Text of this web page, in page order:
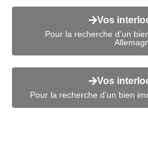
Vos
Pour la recherche d’un
Vos
Pour la recherche d’un bien